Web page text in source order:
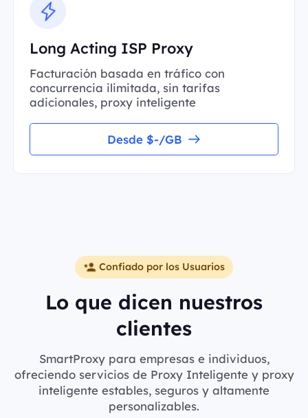
Long Acting ISP Proxy
Facturación basada en tráfico con
concurrencia ilimitada, sin tarifas
adicionales, proxy inteligente
Desde $-/GB
Confiado por los Usuarios
Lo que dicen nuestros
clientes
SmartProxy para empresas e individuos,
ofreciendo servicios de Proxy Inteligente y proxy
inteligente estables, seguros y altamente
personalizables.